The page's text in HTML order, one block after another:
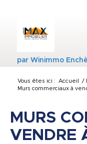
parWinimmo
Vous êtes ici : Accueil /
Murs commerciaux à
MURS
VENDRE